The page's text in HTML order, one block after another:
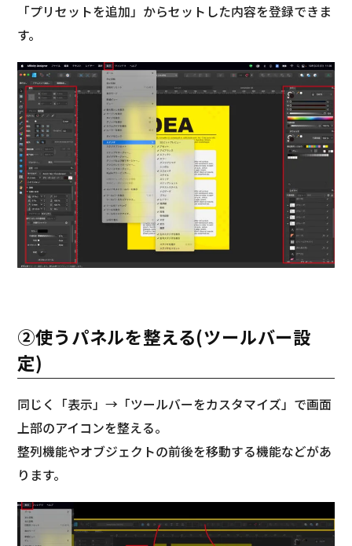
「プリセットを追加」からセットした内容を登録できま
す。
②使うパネルを整える(ツールバー設
定)
同じく「表示」→「ツールバーをカスタマイズ」で画面
上部のアイコンを整える。
整列機能やオブジェクトの前後を移動する機能などがあ
ります。